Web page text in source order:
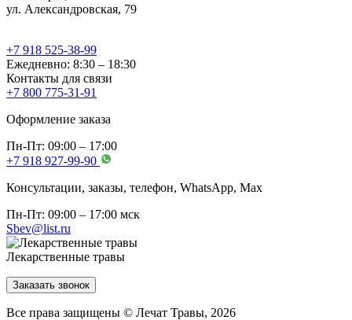
ул. Александровская, 79
+7 918 525-38-99
Ежедневно: 8:30 – 18:30
Контакты для связи
+7 800 775-31-91
Оформление заказа
Пн-Пт: 09:00 – 17:00
+7 918 927-99-90
Консультации, заказы, телефон, WhatsApp, Мах
Пн-Пт: 09:00 – 17:00 мск
Sbev@list.ru
Лекарственные травы
Заказать звонок
Все права защищены © Лечат Травы, 2026